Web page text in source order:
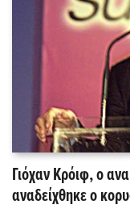
Γιόχαν Κρόιφ, ο
αναδείχθηκε o